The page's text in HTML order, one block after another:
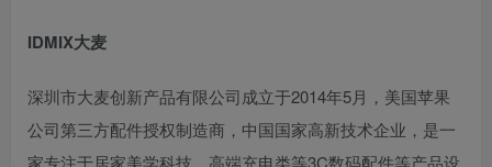
IDMIX大麦
深圳市大麦创新产品有限公司成立于2014年5月，美国苹果
公司第三方配件授权制造商，中国国家高新技术企业，是一
家专注于居家美学科技、高端充电类等3C数码配件等产品设